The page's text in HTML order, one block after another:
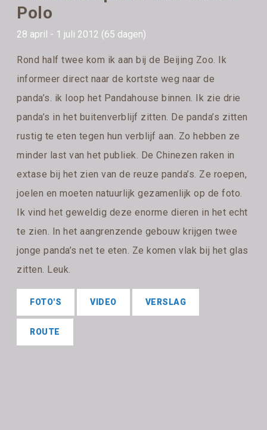
Polo
28 april - 1 juli 2012 (65 dagen)
Rond half twee kom ik aan bij de Beijing Zoo. Ik
informeer direct naar de kortste weg naar de
panda’s. ik loop het Pandahouse binnen. Ik zie drie
panda’s in het buitenverblijf zitten. De panda’s zitten
rustig te eten tegen hun verblijf aan. Zo hebben ze
minder last van het publiek. De Chinezen raken in
extase bij het zien van de reuze panda’s. Ze roepen,
joelen en moeten natuurlijk gezamenlijk op de foto.
Ik vind het geweldig deze enorme dieren in het echt
te zien. In het aangrenzende gebouw krijgen twee
jonge panda’s net te eten. Ze komen vlak bij het glas
zitten. Leuk.
FOTO'S VIDEO VERSLAG
ROUTE